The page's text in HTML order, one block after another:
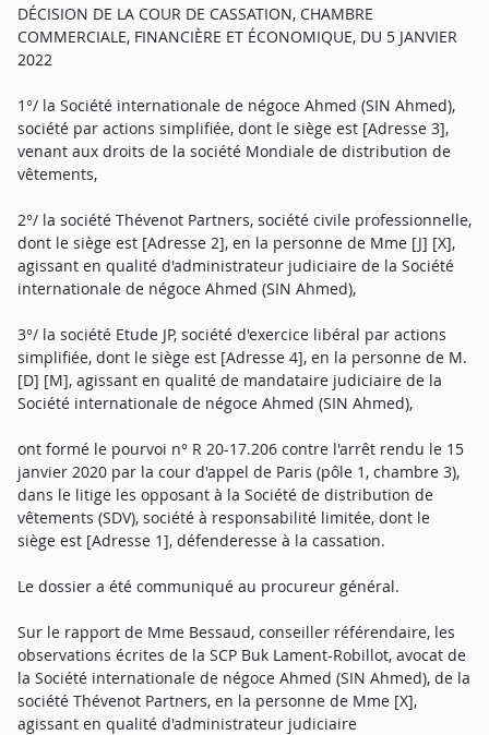
DÉCISION DE LA COUR DE CASSATION, CHAMBRE
COMMERCIALE, FINANCIÈRE ET ÉCONOMIQUE, DU 5 JANVIER
2022
1°/ la Société internationale de négoce Ahmed (SIN Ahmed),
société par actions simplifiée, dont le siège est [Adresse 3],
venant aux droits de la société Mondiale de distribution de
vêtements,
2°/ la société Thévenot Partners, société civile professionnelle,
dont le siège est [Adresse 2], en la personne de Mme [J] [X],
agissant en qualité d'administrateur judiciaire de la Société
internationale de négoce Ahmed (SIN Ahmed),
3°/ la société Etude JP, société d'exercice libéral par actions
simplifiée, dont le siège est [Adresse 4], en la personne de M.
[D] [M], agissant en qualité de mandataire judiciaire de la
Société internationale de négoce Ahmed (SIN Ahmed),
ont formé le pourvoi n° R 20-17.206 contre l'arrêt rendu le 15
janvier 2020 par la cour d'appel de Paris (pôle 1, chambre 3),
dans le litige les opposant à la Société de distribution de
vêtements (SDV), société à responsabilité limitée, dont le
siège est [Adresse 1], défenderesse à la cassation.
Le dossier a été communiqué au procureur général.
Sur le rapport de Mme Bessaud, conseiller référendaire, les
observations écrites de la SCP Buk Lament-Robillot, avocat de
la Société internationale de négoce Ahmed (SIN Ahmed), de la
société Thévenot Partners, en la personne de Mme [X],
agissant en qualité d'administrateur judiciaire